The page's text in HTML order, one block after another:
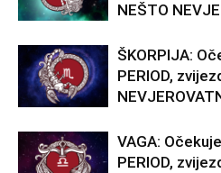
NEŠTO
ŠKORPIJA:
PERIOD,
VAGA:
PERIOD,